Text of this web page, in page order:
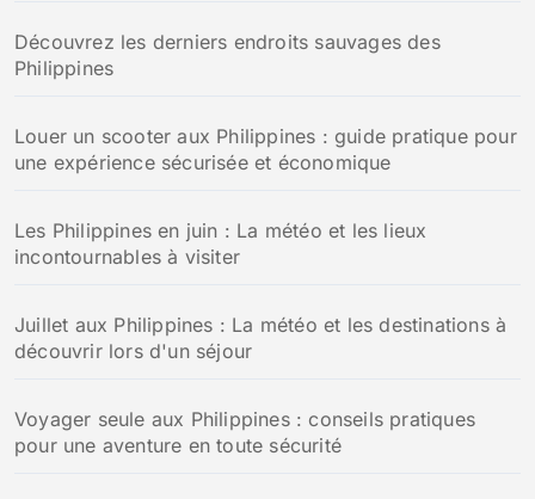
Découvrez les derniers endroits sauvages des
Philippines
Louer un scooter aux Philippines : guide pratique pour
une expérience sécurisée et économique
Les Philippines en juin : La météo et les lieux
incontournables à visiter
Juillet aux Philippines : La météo et les destinations à
découvrir lors d'un séjour
Voyager seule aux Philippines : conseils pratiques
pour une aventure en toute sécurité